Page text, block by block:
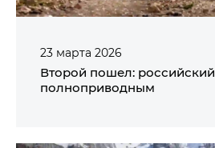
23 марта 2026
Второй пошел:
полноприводным